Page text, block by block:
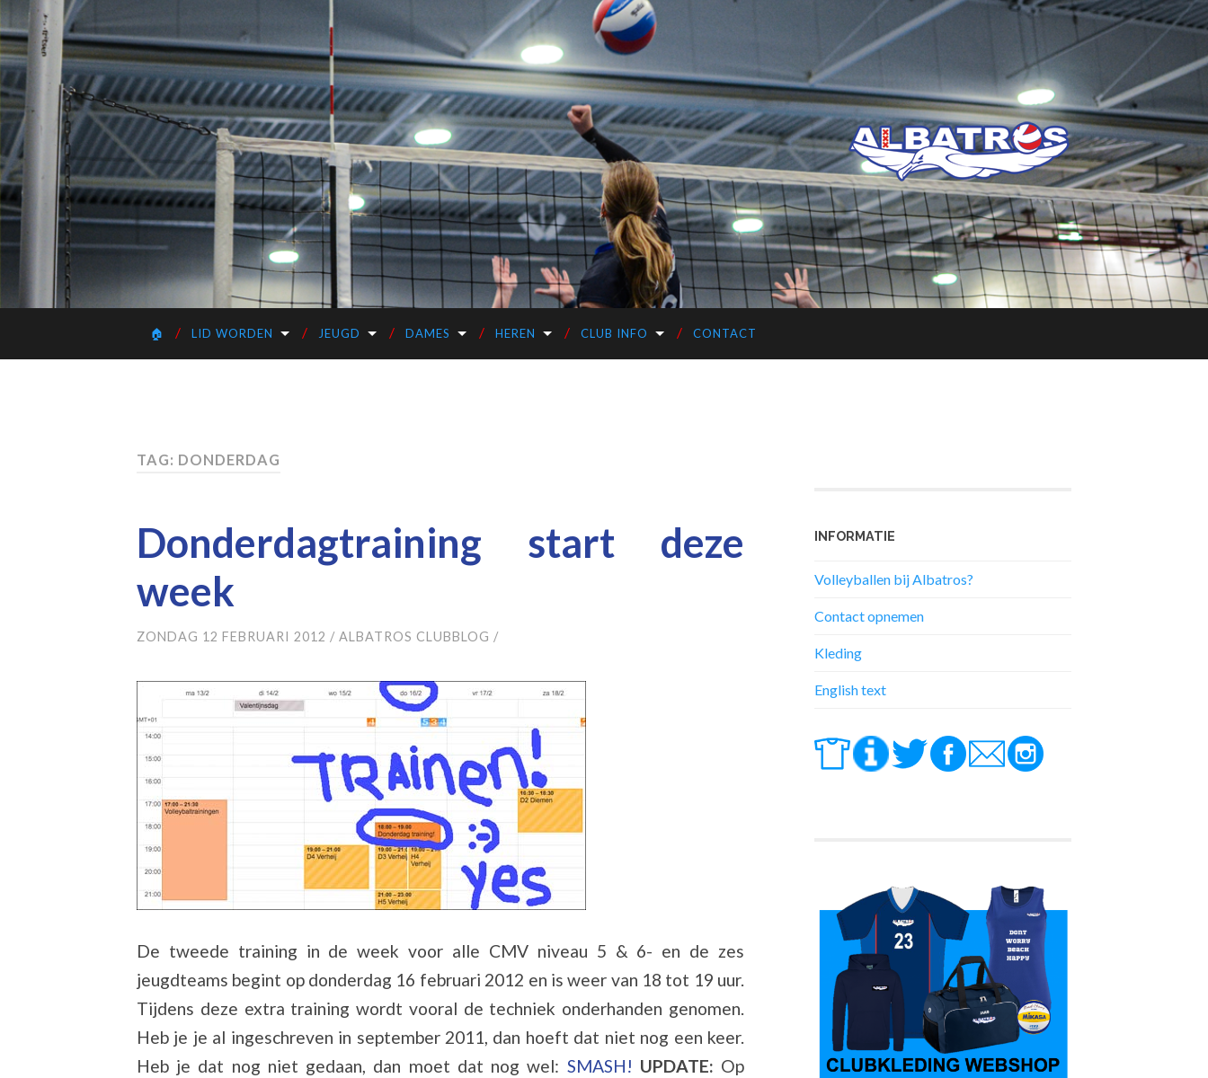
🏠 LID WORDEN JEUGD DAMES HEREN CLUB INFO CONTACT
TAG: DONDERDAG
Donderdagtraining start deze
week
ZONDAG 12 FEBRUARI 2012 / ALBATROS CLUBBLOG /
De tweede training in de week voor alle CMV niveau 5 & 6- en de zes
jeugdteams begint op donderdag 16 februari 2012 en is weer van 18 tot 19 uur.
Tijdens deze extra training wordt vooral de techniek onderhanden genomen.
Heb je je al ingeschreven in september 2011, dan hoeft dat niet nog een keer.
Heb je dat nog niet gedaan, dan moet dat nog wel: SMASH! UPDATE: Op
INFORMATIE
Volleyballen bij Albatros?
Contact opnemen
Kleding
English text